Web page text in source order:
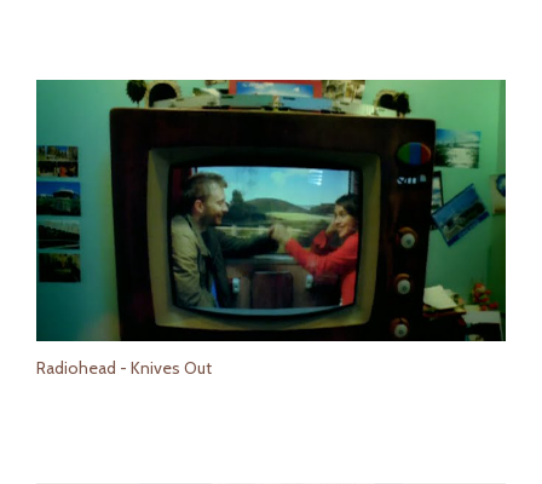
Radiohead - Knives Out